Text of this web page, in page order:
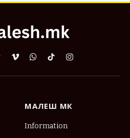
PinterestVimeoWhatsApp
TikTokInstagram
МАЛЕШ МК
Information